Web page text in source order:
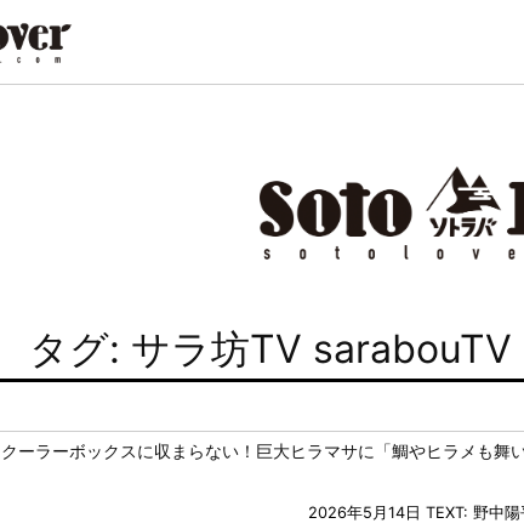
タグ: サラ坊TV sarabouTV
クーラーボックスに収まらない！巨大ヒラマサに「鯛やヒラメも舞
2026年5月14日 TEXT: 野中陽